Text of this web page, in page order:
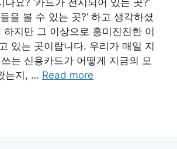
요? ‘카드가 전시되어 있는 곳?’
을 볼 수 있는 곳?’ 하고 생각하셨
하지만 그 이상으로 흥미진진한 이
있는 곳이랍니다. 우리가 매일 지
는 신용카드가 어떻게 지금의 모
는지, … Read more